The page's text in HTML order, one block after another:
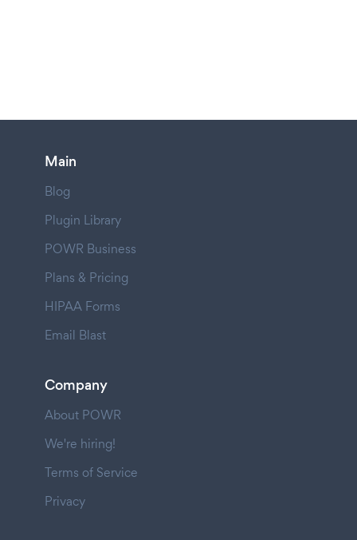
Main
Blog
Plugin Library
POWR Business
Plans & Pricing
HIPAA Forms
Email Blast
Company
About POWR
We're hiring!
Terms of Service
Privacy